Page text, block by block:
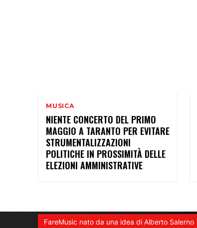
MUSICA
NIENTE CONCERTO DEL PRIMO
MAGGIO A TARANTO PER EVITARE
STRUMENTALIZZAZIONI
POLITICHE IN PROSSIMITÀ DELLE
ELEZIONI AMMINISTRATIVE
FareMusic nato da una idea di Alberto Salerno